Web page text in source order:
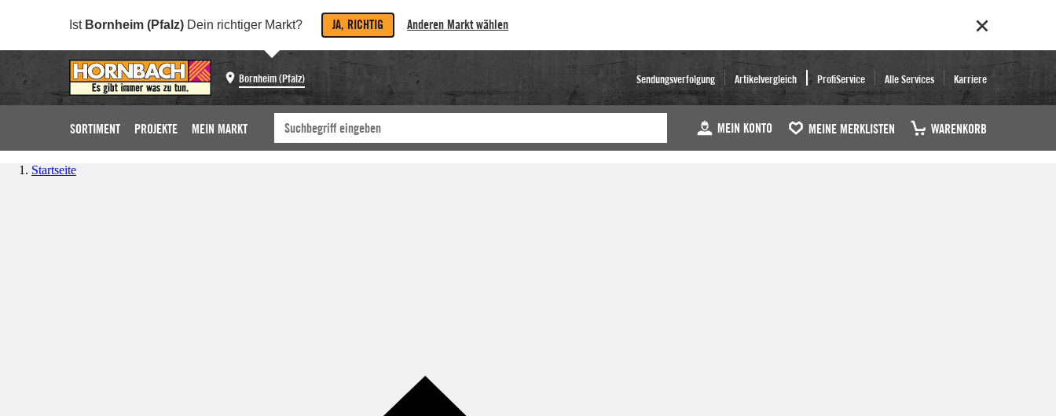
Ist Bornheim (Pfalz) Dein richtiger Markt? JA, RICHTIG Anderen Markt wählen
Bornheim (Pfalz) Sendungsverfolgung Artikelvergleich ProfiService Alle Services Karriere
SORTIMENT PROJEKTE MEIN MARKT MEIN KONTO MEINE MERKLISTEN WARENKORB
Startseite